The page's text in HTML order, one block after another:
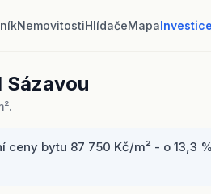
NemovitostiHlídačeMapa
bytu 87 750 Kč/m² - o 13,3